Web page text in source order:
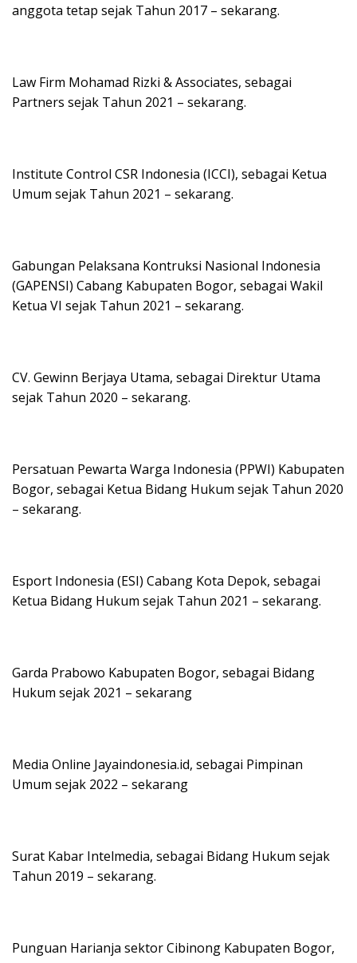
anggota tetap sejak Tahun 2017 – sekarang.
Law Firm Mohamad Rizki & Associates, sebagai
Partners sejak Tahun 2021 – sekarang.
Institute Control CSR Indonesia (ICCI), sebagai Ketua
Umum sejak Tahun 2021 – sekarang.
Gabungan Pelaksana Kontruksi Nasional Indonesia
(GAPENSI) Cabang Kabupaten Bogor, sebagai Wakil
Ketua VI sejak Tahun 2021 – sekarang.
CV. Gewinn Berjaya Utama, sebagai Direktur Utama
sejak Tahun 2020 – sekarang.
Persatuan Pewarta Warga Indonesia (PPWI) Kabupaten
Bogor, sebagai Ketua Bidang Hukum sejak Tahun 2020
– sekarang.
Esport Indonesia (ESI) Cabang Kota Depok, sebagai
Ketua Bidang Hukum sejak Tahun 2021 – sekarang.
Garda Prabowo Kabupaten Bogor, sebagai Bidang
Hukum sejak 2021 – sekarang
Media Online Jayaindonesia.id, sebagai Pimpinan
Umum sejak 2022 – sekarang
Surat Kabar Intelmedia, sebagai Bidang Hukum sejak
Tahun 2019 – sekarang.
Punguan Harianja sektor Cibinong Kabupaten Bogor,